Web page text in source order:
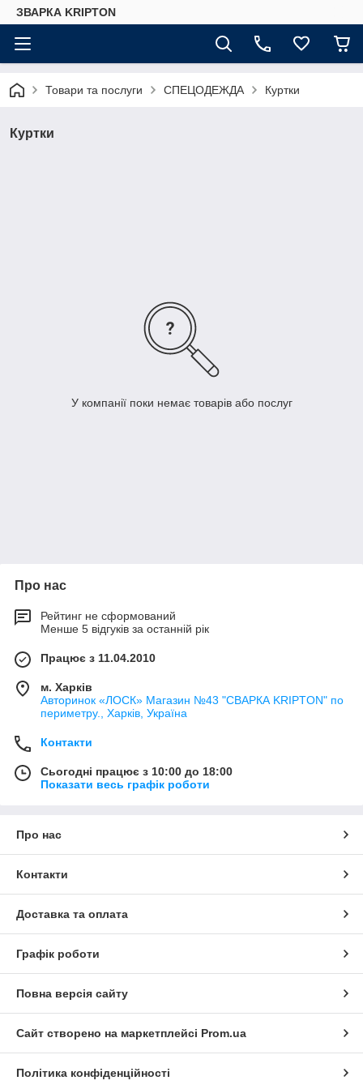
ЗВАРКА KRIPTON
Товари та послуги СПЕЦОДЕЖДА Куртки
Куртки
У компанії поки немає товарів або послуг
Про нас
Рейтинг не сформований
Менше 5 відгуків за останній рік
Працює з 11.04.2010
м. Харків
Авторинок «ЛОСК» Магазин №43 "СВАРКА KRIPTON" по
периметру., Харків, Україна
Контакти
Сьогодні працює з 10:00 до 18:00
Показати весь графік роботи
Про нас
Контакти
Доставка та оплата
Графік роботи
Повна версія сайту
Сайт створено на маркетплейсі Prom.ua
Політика конфіденційності